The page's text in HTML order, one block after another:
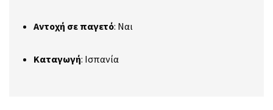
Αντοχή σε παγετό: Ναι
Καταγωγή: Ισπανία